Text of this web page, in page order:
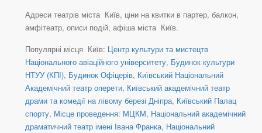
Адреси театрів міста Київ, ціни на квитки в партер, балкон,
амфітеатр, описи подій, афіша міста Київ.
Популярні місця Київ: Центр культури та мистецтв
Національного авіаційного університету, Будинок культури
НТУУ (КПІ), Будинок Офіцерів, Київський Національний
Академічний театр оперети, Київський академічний театр
драми та комедії на лівому березі Дніпра, Київський Палац
спорту, Місце проведення: МЦКМ, Національний академічний
драматичний театр імені Івана Франка, Національний